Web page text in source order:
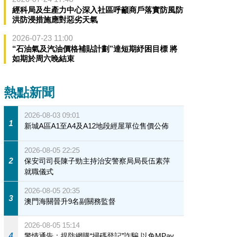
經科局及生產力中心深入社區呼籲商戶落實防風防
洪防浸措施應對惡劣天氣
2026-07-23 11:00
“石油氣及汽油價格補貼計劃”達短期紓困目標 將
如期於周六晚結束
熱點新聞
1
2026-08-03 09:01
新城A區A1至A4及A12地段經屋單位售價公佈
2
2026-08-05 22:25
保安司司長陳子勁主持治安警察局局長伍素萍
就職儀式
3
2026-08-05 20:35
澳門海關晉升9名副關務監督
2026-08-05 15:14